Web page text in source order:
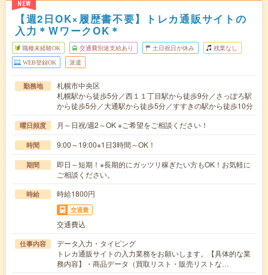
NEW
【週2日OK×履歴書不要】トレカ通販サイトの
入力＊WワークOK＊
職種未経験OK 交通費別途支給あり 土日祝日が休み 残業なし
WEB登録OK 派遣
勤務地
札幌市中央区
札幌駅から徒歩5分／西１１丁目駅から徒歩9分／さっぽろ駅
から徒歩5分／大通駅から徒歩5分／すすきの駅から徒歩10分
曜日頻度 月～日祝/週2～OK ※ご希望をご相談ください！
時間 9:00～19:00※1日3時間～OK！
期間
即日～短期！※長期的にガッツリ稼ぎたい方もOK！お気軽に
ご相談ください。
時給 時給1800円
交通費
交通費込
仕事内容
データ入力・タイピング
トレカ通販サイトの入力業務をお願いします。【具体的な業
務内容】・商品データ（買取リスト・販売リストな…